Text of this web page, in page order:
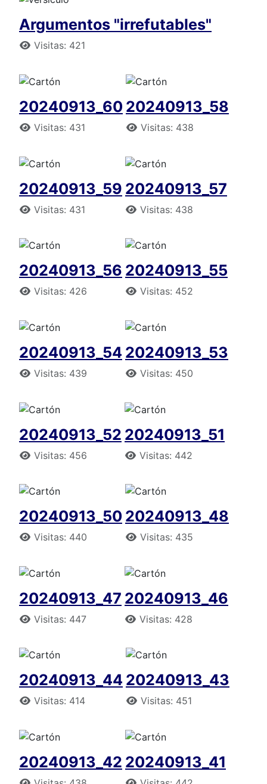
Argumentos "irrefutables"
Detalles
Visitas: 421
20240913_60
Detalles
Visitas: 431
20240913_58
Detalles
Visitas: 438
20240913_59
Detalles
Visitas: 431
20240913_57
Detalles
Visitas: 438
20240913_56
Detalles
Visitas: 426
20240913_55
Detalles
Visitas: 452
20240913_54
Detalles
Visitas: 439
20240913_53
Detalles
Visitas: 450
20240913_52
Detalles
Visitas: 456
20240913_51
Detalles
Visitas: 442
20240913_50
Detalles
Visitas: 440
20240913_48
Detalles
Visitas: 435
20240913_47
Detalles
Visitas: 447
20240913_46
Detalles
Visitas: 428
20240913_44
Detalles
Visitas: 414
20240913_43
Detalles
Visitas: 451
20240913_42 20240913_41